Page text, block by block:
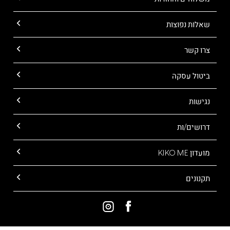
שאלות נפוצות
צרו קשר
ביטול עסקה
נגישות
דרושים/ות
מועדון KIKO ME
תקנונים